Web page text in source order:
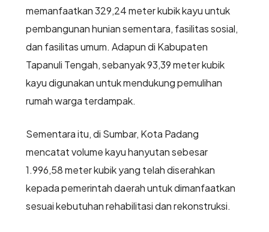
memanfaatkan 329,24 meter kubik kayu untuk
pembangunan hunian sementara, fasilitas sosial,
dan fasilitas umum. Adapun di Kabupaten
Tapanuli Tengah, sebanyak 93,39 meter kubik
kayu digunakan untuk mendukung pemulihan
rumah warga terdampak.
Sementara itu, di Sumbar, Kota Padang
mencatat volume kayu hanyutan sebesar
1.996,58 meter kubik yang telah diserahkan
kepada pemerintah daerah untuk dimanfaatkan
sesuai kebutuhan rehabilitasi dan rekonstruksi.